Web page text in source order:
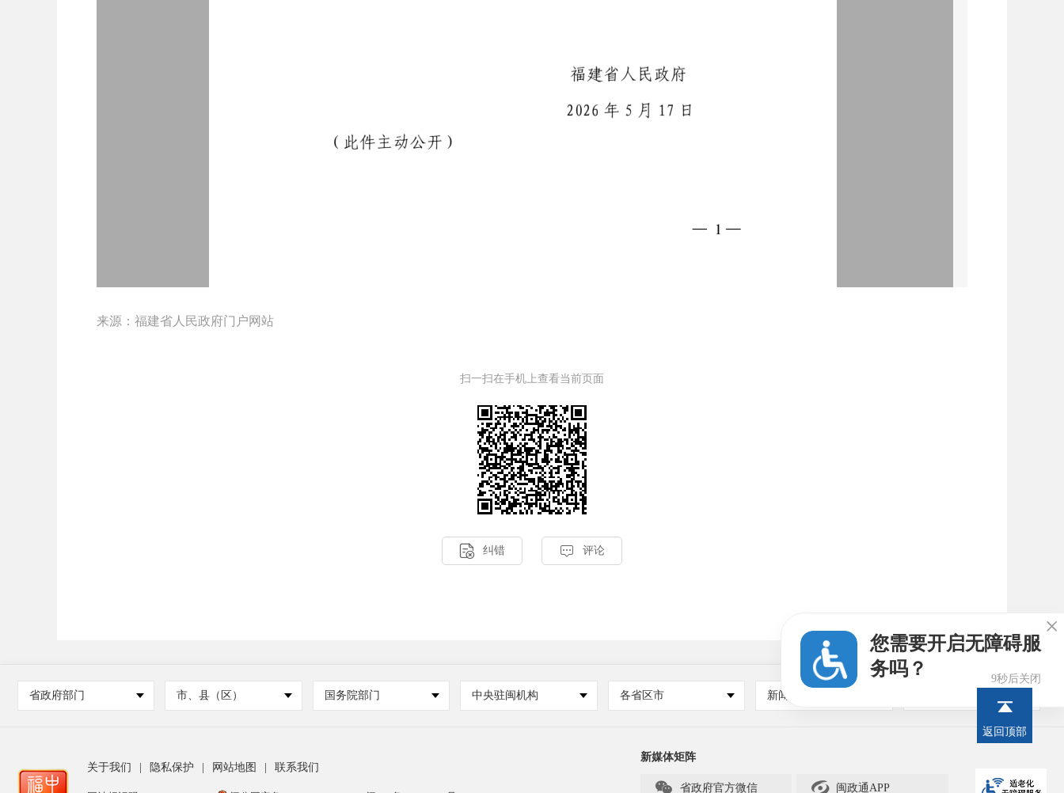
来源：福建省人民政府门户网站
扫一扫在手机上查看当前页面
 纠错  评论
省政府部门 市、县（区） 国务院部门 中央驻闽机构 各省区市 新闻媒体
关于我们 隐私保护 网站地图 联系我们
新媒体矩阵
 省政府官方微信  闽政通APP
返回顶部
您需要开启无障碍服
务吗？
8秒后关闭
